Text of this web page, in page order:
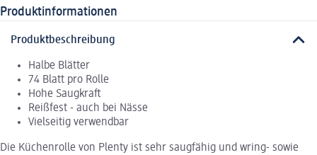
Produktinformationen
Produktbeschreibung
Halbe Blätter
74 Blatt pro Rolle
Hohe Saugkraft
Reißfest - auch bei Nässe
Vielseitig verwendbar
Die Küchenrolle von Plenty ist sehr saugfähig und wring- sowie